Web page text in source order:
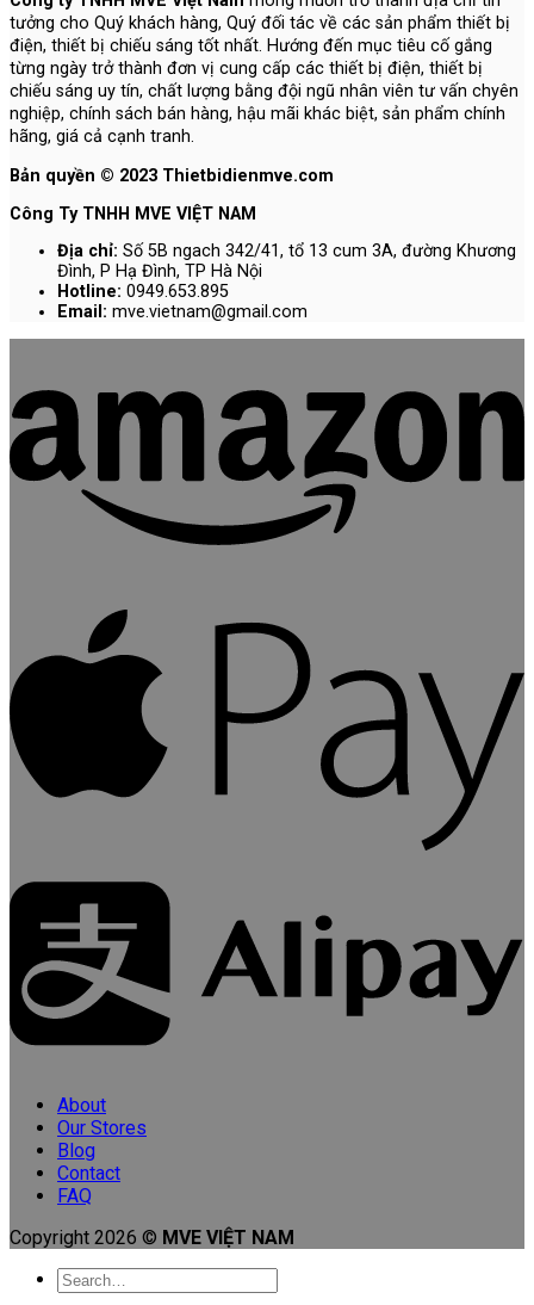
tưởng cho Quý khách hàng, Quý đối tác về các sản phẩm thiết bị
điện, thiết bị chiếu sáng tốt nhất. Hướng đến mục tiêu cố gắng
từng ngày trở thành đơn vị cung cấp các thiết bị điện, thiết bị
chiếu sáng uy tín, chất lượng bằng đội ngũ nhân viên tư vấn chyên
nghiệp, chính sách bán hàng, hậu mãi khác biệt, sản phẩm chính
hãng, giá cả cạnh tranh.
Bản quyền © 2023 Thietbidienmve.com
Công Ty TNHH MVE VIỆT NAM
Địa chỉ: Số 5B ngach 342/41, tổ 13 cum 3A, đường Khương
Đình, P Hạ Đình, TP Hà Nội
Hotline: 0949.653.895
Email: mve.vietnam@gmail.com
About
Our Stores
Blog
Contact
FAQ
Copyright 2026 © MVE VIỆT NAM
Search